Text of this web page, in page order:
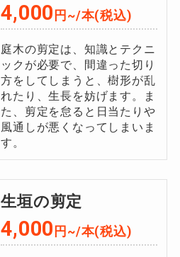
4,000 円~/本(税込)
庭木の剪定は、知識とテクニ
ックが必要で、間違った切り
方をしてしまうと、樹形が乱
れたり、生長を妨げます。ま
た、剪定を怠ると日当たりや
風通しが悪くなってしまいま
す。
生垣の剪定
4,000 円~/本(税込)